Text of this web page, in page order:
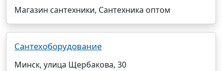
Магазин сантехники, Сантехника оптом
Сантехоборудование
Минск, улица Щербакова, 30